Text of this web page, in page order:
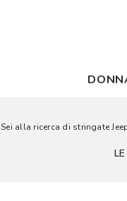
Sei alla ricerca di stringate